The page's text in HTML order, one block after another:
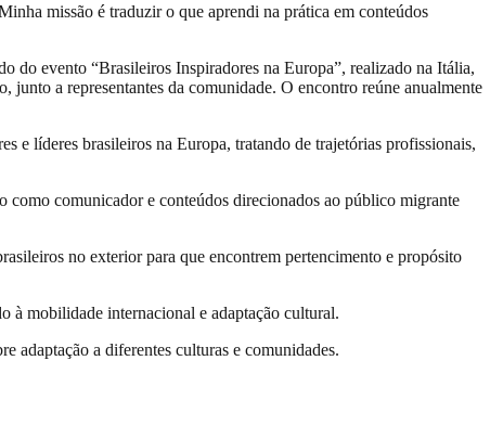
missão é traduzir o que aprendi na prática em conteúdos
do evento “Brasileiros Inspiradores na Europa”, realizado na Itália,
a representantes da comunidade. O encontro reúne anualmente
e líderes brasileiros na Europa, tratando de trajetórias profissionais,
como comunicador e conteúdos direcionados ao público migrante
no exterior para que encontrem pertencimento e propósito
à mobilidade internacional e adaptação cultural.
adaptação a diferentes culturas e comunidades.